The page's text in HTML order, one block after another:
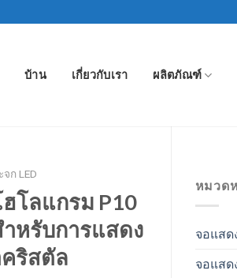
บ้าน เกี่ยวกับเรา ผลิตภัณฑ์
หมวด
จอแสด
จอแสด
ก LED
โลแกรม P10
หรับการแสดง
ริสตัล